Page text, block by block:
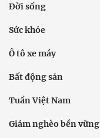
Đời sống
Sức khỏe
Ô tô xe máy
Bất động sản
Tuần Việt Nam
Giảm nghèo bền vững